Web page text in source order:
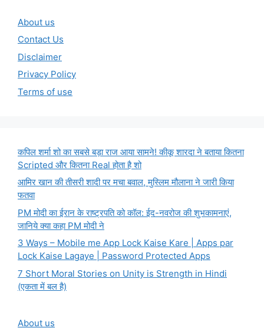
About us
Contact Us
Disclaimer
Privacy Policy
Terms of use
कपिल शर्मा शो का सबसे बड़ा राज आया सामने! कीकू शारदा ने बताया कितना
Scripted और कितना Real होता है शो
आमिर खान की तीसरी शादी पर मचा बवाल, मुस्लिम मौलाना ने जारी किया
फतवा
PM मोदी का ईरान के राष्ट्रपति को कॉल: ईद-नवरोज की शुभकामनाएं,
जानिये क्या कहा PM मोदी ने
3 Ways – Mobile me App Lock Kaise Kare | Apps par
Lock Kaise Lagaye | Password Protected Apps
7 Short Moral Stories on Unity is Strength in Hindi
(एकता में बल है)
About us